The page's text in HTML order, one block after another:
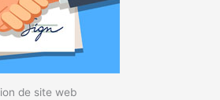
de site web